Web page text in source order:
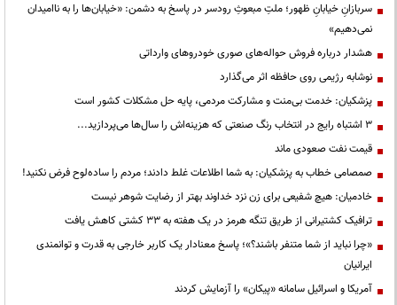
سربازانِ خیابانِ ظهور؛ ملتِ مبعوثِ رودسر در پاسخ به دشمن: «خیابان‌ها را به ناامیدان
نمی‌دهیم»
هشدار درباره فروش حواله‌های صوری خودروهای وارداتی
نوشابه رژیمی روی حافظه اثر می‌گذارد
پزشکیان: خدمت بی‌منت و مشارکت مردمی، پایه حل مشکلات کشور است
3 اشتباه رایج در انتخاب رنگ صنعتی که هزینه‌اش را سال‌ها می‌پردازید...
قیمت نفت صعودی ماند
صمصامی خطاب به پزشکیان: به شما اطلاعات غلط دادند؛ مردم را ساده‌لوح فرض نکنید!
خادمیان: هیچ شفیعی برای زن نزد خداوند بهتر از رضایت شوهر نیست
ترافیک کشتیرانی از طریق تنگه هرمز در یک هفته به ۳۳ کشتی کاهش یافت
«چرا نباید از شما متنفر باشند؟»؛ پاسخ معنادار یک کاربر خارجی به قدرت و توانمندی
ایرانیان
آمریکا و اسرائیل سامانه «پیکان» را آزمایش کردند